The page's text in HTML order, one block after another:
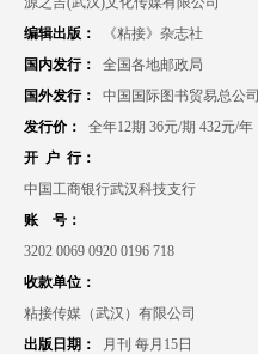
编辑出版：
《粘接》杂志社
国内发行：
全国各地邮政局
国外发行：
中国国际图书贸易总公司
发行价：
全年12期 36元/期 432元/年
开 户 行：
中国工商银行武汉科技支行
账 号：
3202 0069 0920 0196 718
收款单位：
粘接传媒（武汉）有限公司
出版日期：
月刊 每月15日